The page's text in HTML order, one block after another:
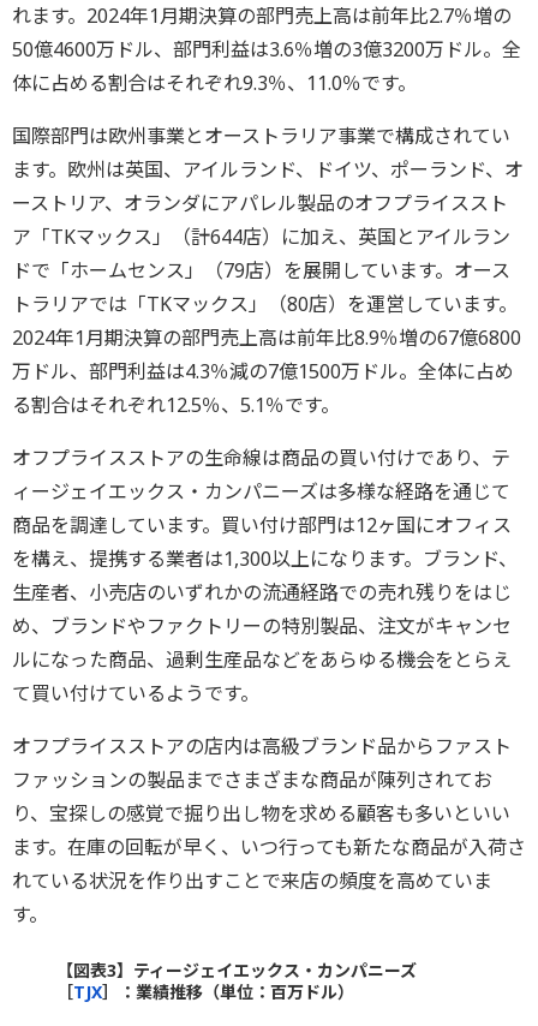
れます。2024年1月期決算の部門売上高は前年比2.7％増の
50億4600万ドル、部門利益は3.6％増の3億3200万ドル。全
体に占める割合はそれぞれ9.3％、11.0％です。
国際部門は欧州事業とオーストラリア事業で構成されてい
ます。欧州は英国、アイルランド、ドイツ、ポーランド、オ
ーストリア、オランダにアパレル製品のオフプライススト
ア「TKマックス」（計644店）に加え、英国とアイルラン
ドで「ホームセンス」（79店）を展開しています。オース
トラリアでは「TKマックス」（80店）を運営しています。
2024年1月期決算の部門売上高は前年比8.9％増の67億6800
万ドル、部門利益は4.3％減の7億1500万ドル。全体に占め
る割合はそれぞれ12.5％、5.1％です。
オフプライスストアの生命線は商品の買い付けであり、テ
ィージェイエックス・カンパニーズは多様な経路を通じて
商品を調達しています。買い付け部門は12ヶ国にオフィス
を構え、提携する業者は1,300以上になります。ブランド、
生産者、小売店のいずれかの流通経路での売れ残りをはじ
め、ブランドやファクトリーの特別製品、注文がキャンセ
ルになった商品、過剰生産品などをあらゆる機会をとらえ
て買い付けているようです。
オフプライスストアの店内は高級ブランド品からファスト
ファッションの製品までさまざまな商品が陳列されてお
り、宝探しの感覚で掘り出し物を求める顧客も多いといい
ます。在庫の回転が早く、いつ行っても新たな商品が入荷さ
れている状況を作り出すことで来店の頻度を高めていま
す。
【図表3】ティージェイエックス・カンパニーズ
［TJX］：業績推移（単位：百万ドル）